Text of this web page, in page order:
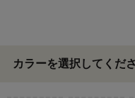
カラーを選択してくだ